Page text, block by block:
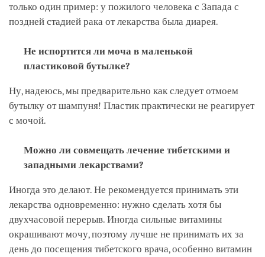
только один пример: у пожилого человека с Запада с
поздней стадией рака от лекарства была диарея.
Не испортится ли моча в маленькой
пластиковой бутылке?
Ну, надеюсь, мы предварительно как следует отмоем
бутылку от шампуня! Пластик практически не реагирует
с мочой.
Можно ли совмещать лечение тибетскими и
западными лекарствами?
Иногда это делают. Не рекомендуется принимать эти
лекарства одновременно: нужно сделать хотя бы
двухчасовой перерыв. Иногда сильные витамины
окрашивают мочу, поэтому лучше не принимать их за
день до посещения тибетского врача, особенно витамин